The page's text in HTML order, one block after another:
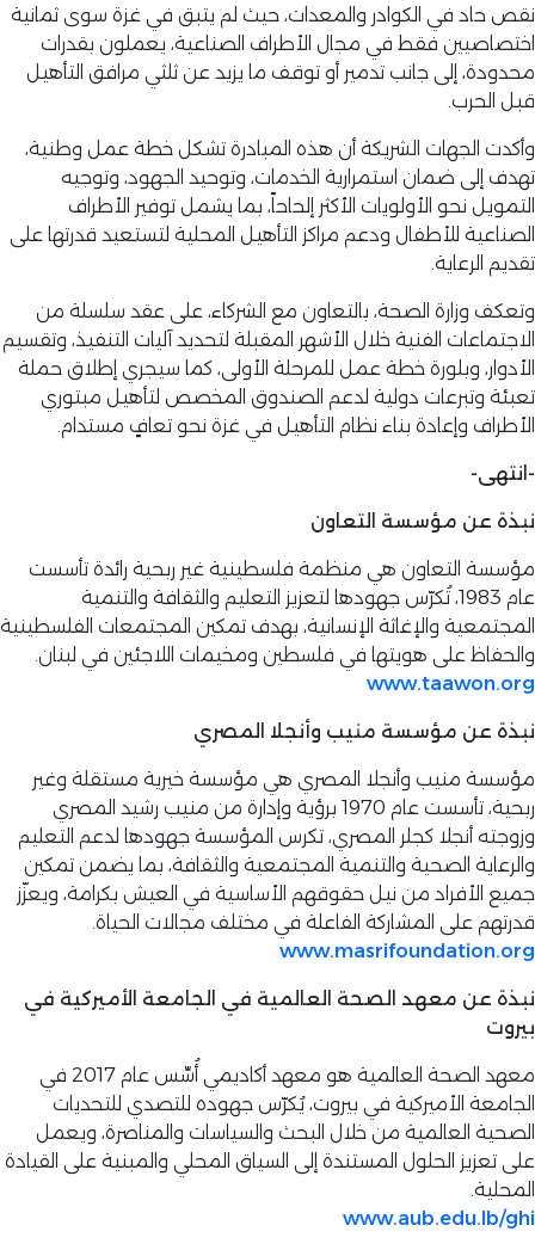
نقص حاد في الكوادر والمعدات، حيث لم يتبق في غزة سوى ثمانية
اختصاصيين فقط في مجال الأطراف الصناعية، يعملون بقدرات
محدودة، إلى جانب تدمير أو توقف ما يزيد عن ثلثي مرافق التأهيل
قبل الحرب.
وأكدت الجهات الشريكة أن هذه المبادرة تشكل خطة عمل وطنية،
تهدف إلى ضمان استمرارية الخدمات، وتوحيد الجهود، وتوجيه
التمويل نحو الأولويات الأكثر إلحاحاً، بما يشمل توفير الأطراف
الصناعية للأطفال ودعم مراكز التأهيل المحلية لتستعيد قدرتها على
تقديم الرعاية.
وتعكف وزارة الصحة، بالتعاون مع الشركاء، على عقد سلسلة من
الاجتماعات الفنية خلال الأشهر المقبلة لتحديد آليات التنفيذ، وتقسيم
الأدوار، وبلورة خطة عمل للمرحلة الأولى، كما سيجري إطلاق حملة
تعبئة وتبرعات دولية لدعم الصندوق المخصص لتأهيل مبتوري
الأطراف وإعادة بناء نظام التأهيل في غزة نحو تعافٍ مستدام.
-انتهى-
نبذة عن مؤسسة التعاون
مؤسسة التعاون هي منظمة فلسطينية غير ربحية رائدة تأسست
عام 1983، تُكرّس جهودها لتعزيز التعليم والثقافة والتنمية
المجتمعية والإغاثة الإنسانية، بهدف تمكين المجتمعات الفلسطينية
والحفاظ على هويتها في فلسطين ومخيمات اللاجئين في لبنان.
www.taawon.org
نبذة عن مؤسسة منيب وأنجلا المصري
مؤسسة منيب وأنجلا المصري هي مؤسسة خيرية مستقلة وغير
ربحية، تأسست عام 1970 برؤية وإدارة من منيب رشيد المصري
وزوجته أنجلا كجلر المصري، تكرس المؤسسة جهودها لدعم التعليم
والرعاية الصحية والتنمية المجتمعية والثقافة، بما يضمن تمكين
جميع الأفراد من نيل حقوقهم الأساسية في العيش بكرامة، ويعزّز
قدرتهم على المشاركة الفاعلة في مختلف مجالات الحياة.
www.masrifoundation.org
نبذة عن معهد الصحة العالمية في الجامعة الأميركية في
بيروت
معهد الصحة العالمية هو معهد أكاديمي أُسِّس عام 2017 في
الجامعة الأميركية في بيروت، يُكرّس جهوده للتصدي للتحديات
الصحية العالمية من خلال البحث والسياسات والمناصرة، ويعمل
على تعزيز الحلول المستندة إلى السياق المحلي والمبنية على القيادة
المحلية.
www.aub.edu.lb/ghi